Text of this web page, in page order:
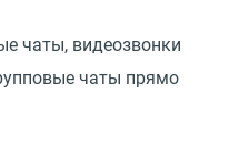
чаты, видеозвонки
чаты прямо